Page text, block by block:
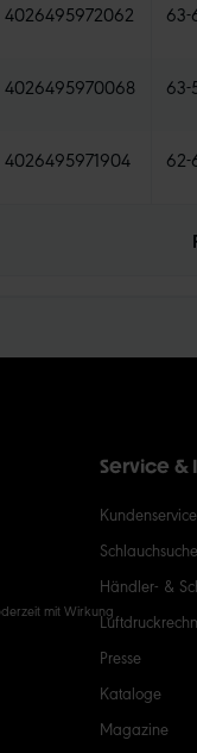
4026495972062 63-
4026495970068 63-
4026495971904 62-
mit Wirkung
Service &
Kundenservice
Schlauchsuche
Händler- &
Presse
Kataloge
Magazine